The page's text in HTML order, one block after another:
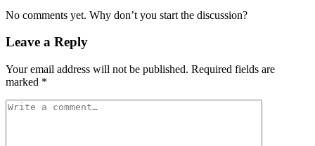
No comments yet. Why don’t you start the discussion?
Leave a Reply
Your email address will not be published. Required fields are
marked *